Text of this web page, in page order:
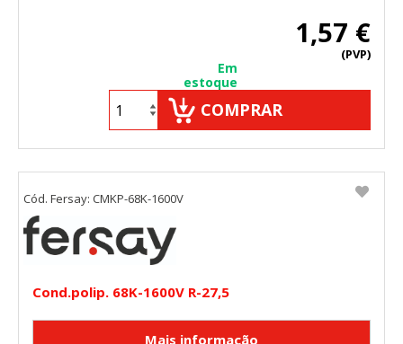
1,57 €
(PVP)
Em
estoque
COMPRAR
Cond.polip. 68K-1600V R-27,5
Cód. Fersay: CMKP-68K-1600V